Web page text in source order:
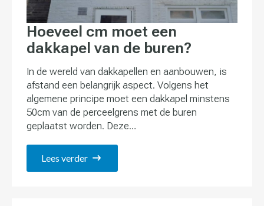
Hoeveel cm moet een
dakkapel van de buren?
In de wereld van dakkapellen en aanbouwen, is
afstand een belangrijk aspect. Volgens het
algemene principe moet een dakkapel minstens
50cm van de perceelgrens met de buren
geplaatst worden. Deze…
Lees verder